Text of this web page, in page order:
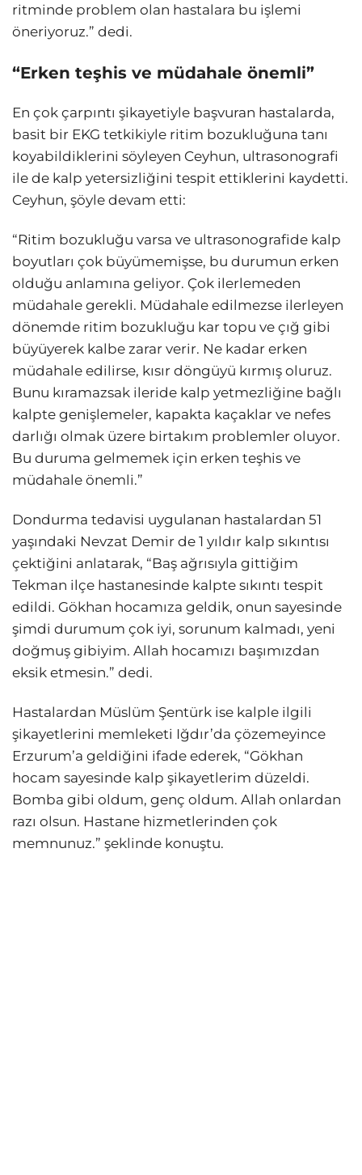
ritminde problem olan hastalara bu işlemi
öneriyoruz.” dedi.
“Erken teşhis ve müdahale önemli”
En çok çarpıntı şikayetiyle başvuran hastalarda,
basit bir EKG tetkikiyle ritim bozukluğuna tanı
koyabildiklerini söyleyen Ceyhun, ultrasonografi
ile de kalp yetersizliğini tespit ettiklerini kaydetti.
Ceyhun, şöyle devam etti:
“Ritim bozukluğu varsa ve ultrasonografide kalp
boyutları çok büyümemişse, bu durumun erken
olduğu anlamına geliyor. Çok ilerlemeden
müdahale gerekli. Müdahale edilmezse ilerleyen
dönemde ritim bozukluğu kar topu ve çığ gibi
büyüyerek kalbe zarar verir. Ne kadar erken
müdahale edilirse, kısır döngüyü kırmış oluruz.
Bunu kıramazsak ileride kalp yetmezliğine bağlı
kalpte genişlemeler, kapakta kaçaklar ve nefes
darlığı olmak üzere birtakım problemler oluyor.
Bu duruma gelmemek için erken teşhis ve
müdahale önemli.”
Dondurma tedavisi uygulanan hastalardan 51
yaşındaki Nevzat Demir de 1 yıldır kalp sıkıntısı
çektiğini anlatarak, “Baş ağrısıyla gittiğim
Tekman ilçe hastanesinde kalpte sıkıntı tespit
edildi. Gökhan hocamıza geldik, onun sayesinde
şimdi durumum çok iyi, sorunum kalmadı, yeni
doğmuş gibiyim. Allah hocamızı başımızdan
eksik etmesin.” dedi.
Hastalardan Müslüm Şentürk ise kalple ilgili
şikayetlerini memleketi Iğdır’da çözemeyince
Erzurum’a geldiğini ifade ederek, “Gökhan
hocam sayesinde kalp şikayetlerim düzeldi.
Bomba gibi oldum, genç oldum. Allah onlardan
razı olsun. Hastane hizmetlerinden çok
memnunuz.” şeklinde konuştu.